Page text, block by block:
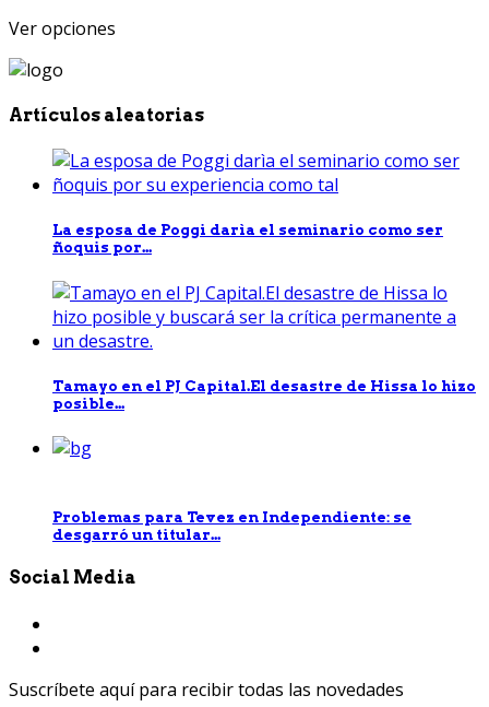
Ver opciones
Artículos aleatorias
La esposa de Poggi darìa el seminario como ser
ñoquis por...
Tamayo en el PJ Capital.El desastre de Hissa lo hizo
posible...
Problemas para Tevez en Independiente: se
desgarró un titular...
Social Media
Suscríbete aquí para recibir todas las novedades